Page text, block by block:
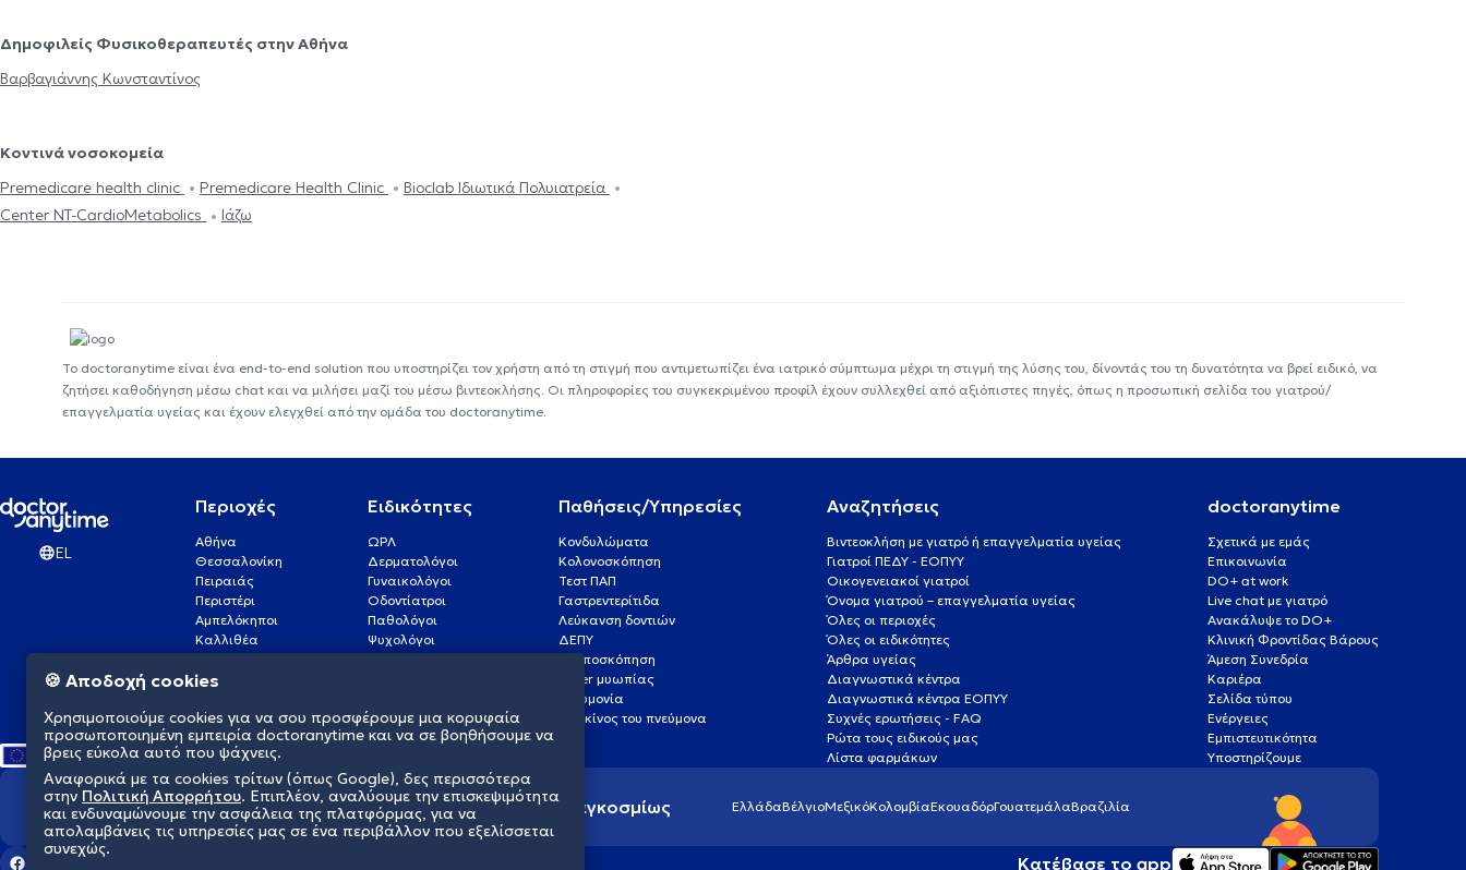
Δημοφιλείς Φυσικοθεραπευτές στην Αθήνα
Βαρβαγιάννης Κωνσταντίνος
Κοντινά νοσοκομεία
Premedicare health clinic
Premedicare Health Clinic
Bioclab Ιδιωτικά Πολυιατρεία
Center NT-CardioMetabolics
Ιάζω
Το doctoranytime είναι ένα end-to-end solution που υποστηρίζει τον χρήστη από τη στιγμή που αντιμετωπίζει ένα ιατρικό σύμπτωμα μέχρι τη στιγμή της λύσης του, δίνοντάς του τη δυνατότητα να βρεί ειδικό, να
ζητήσει καθοδήγηση μέσω chat και να μιλήσει μαζί του μέσω βιντεοκλήσης. Οι πληροφορίες του συγκεκριμένου προφίλ έχουν συλλεχθεί από αξιόπιστες πηγές, όπως η προσωπική σελίδα του γιατρού/
επαγγελματία υγείας και έχουν ελεγχθεί από την ομάδα του doctoranytime.
EL
Περιοχές
Αθήνα
Θεσσαλονίκη
Πειραιάς
Περιστέρι
Αμπελόκηποι
Καλλιθέα
Γλυφάδα
Νέα Σμύρνη
Ειδικότητες
ΩΡΛ
Δερματολόγοι
Γυναικολόγοι
Οδοντίατροι
Παθολόγοι
Ψυχολόγοι
Καρδιολόγοι
Παθήσεις/Υπηρεσίες
Κονδυλώματα
Κολονοσκόπηση
Τεστ ΠΑΠ
Γαστρεντερίτιδα
Λεύκανση δοντιών
ΔΕΠΥ
Κολποσκόπηση
Laser μυωπίας
Πνευμονία
Καρκίνος του πνεύμονα
Αναζητήσεις
Βιντεοκλήση με γιατρό ή επαγγελματία υγείας
Γιατροί ΠΕΔΥ - ΕΟΠΥΥ
Οικογενειακοί γιατροί
Όνομα γιατρού – επαγγελματία υγείας
Όλες οι περιοχές
Όλες οι ειδικότητες
Άρθρα υγείας
Διαγνωστικά κέντρα
Διαγνωστικά κέντρα ΕΟΠΥΥ
Συχνές ερωτήσεις - FAQ
Ρώτα τους ειδικούς μας
Λίστα φαρμάκων
doctoranytime
Σχετικά με εμάς
Επικοινωνία
DO+ at work
Live chat με γιατρό
Ανακάλυψε το DO+
Κλινική Φροντίδας Βάρους
Άμεση Συνεδρία
Καριέρα
Σελίδα τύπου
Ενέργειες
Εμπιστευτικότητα
Υποστηρίζουμε
Διαμορφώνουμε το μέλλον της υγείας παγκοσμίως ΕλλάδαΒέλγιοΜεξικόΚολομβίαΕκουαδόρΓουατεμάλαΒραζιλία
Κατέβασε το app
🍪 Αποδοχή cookies
Χρησιμοποιούμε cookies για να σου προσφέρουμε μια κορυφαία
προσωποποιημένη εμπειρία doctoranytime και να σε βοηθήσουμε να
βρεις εύκολα αυτό που ψάχνεις.
Αναφορικά με τα cookies τρίτων (όπως Google), δες περισσότερα
στην Πολιτική Απορρήτου. Επιπλέον, αναλύουμε την επισκεψιμότητα
και ενδυναμώνουμε την ασφάλεια της πλατφόρμας, για να
απολαμβάνεις τις υπηρεσίες μας σε ένα περιβάλλον που εξελίσσεται
συνεχώς.